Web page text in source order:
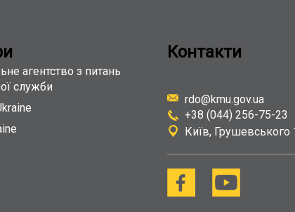
агентство з питань
служби
Контакти
rdo@kmu.gov.ua
+38 (044) 256-75-23
Київ Грушевського